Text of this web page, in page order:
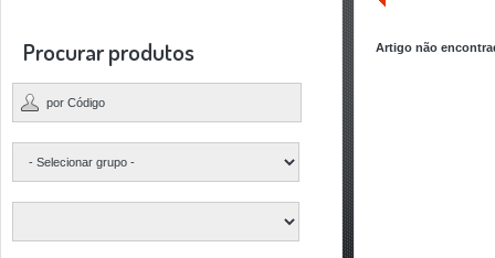
Procurar produtos Artigo não